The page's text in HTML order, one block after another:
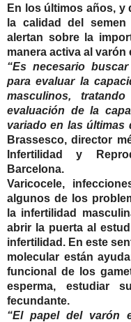
En los últimos años, y
la calidad del
alertan sobre la
manera activa al
“Es necesario
para evaluar la
masculinos,
evaluación de la
variado en las últimas
Brassesco, director
Infertilidad y
Barcelona.
Varicocele,
algunos de los
la infertilidad
abrir la puerta al
infertilidad. En este
molecular están
funcional de los
esperma, estudiar
fecundante.
“El papel del varón